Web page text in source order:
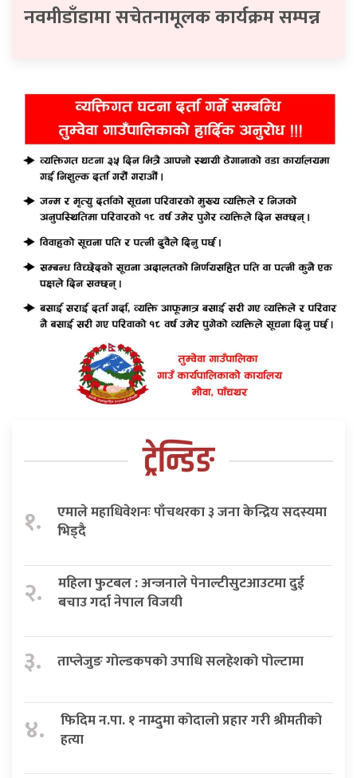
नवमीडाँडामा सचेतनामूलक कार्यक्रम सम्पन्न
ट्रेन्डिङ
१.
एमाले महाधिवेशनः पाँचथरका ३ जना केन्द्रिय सदस्यमा
भिड्दै
२.
महिला फुटबल : अन्जनाले पेनाल्टीसुटआउटमा दुई
बचाउ गर्दा नेपाल विजयी
३. ताप्लेजुङ गोल्डकपको उपाधि सलहेशको पोल्टामा
४.
फिदिम न.पा. १ नाम्दुमा कोदालो प्रहार गरी श्रीमतीको
हत्या